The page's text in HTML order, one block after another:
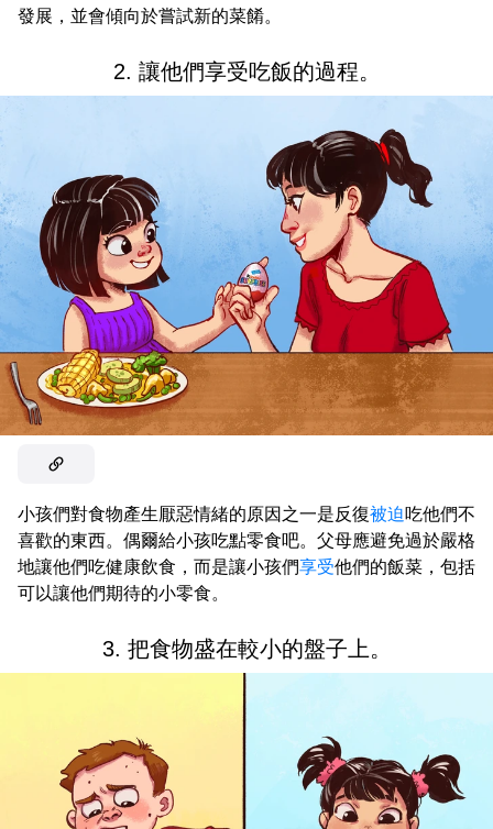
發展，並會傾向於嘗試新的菜餚。
2. 讓他們享受吃飯的過程。
小孩們對食物產生厭惡情緒的原因之一是反復被迫吃他們不
喜歡的東西。偶爾給小孩吃點零食吧。父母應避免過於嚴格
地讓他們吃健康飲食，而是讓小孩們享受他們的飯菜，包括
可以讓他們期待的小零食。
3. 把食物盛在較小的盤子上。